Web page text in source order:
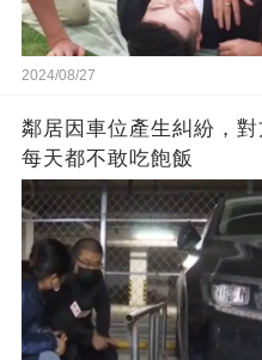
2024/08/27
鄰居因車位產生糾紛，
每天都不敢吃飽飯